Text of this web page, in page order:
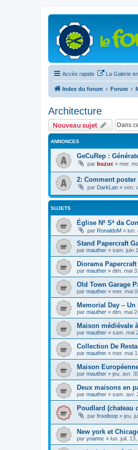
Accès rapide La Galerie
Index du forum Forum
Architecture
Nouveau sujet
ANNONCES
GeCuRep :
par buzuc » mer.
2: Comment
par DarkLan » ven.
SUJETS
Église Nª Sª da
par RonaldoM » lun.
Stand Papercraft
par mauther » sam. juin
Diorama
par mauther » dim. mai
Old Town Garage
par mauther » mer. mai
Memorial Day –
par mauther » dim. mai
Maison médiévale
par mauther » sam. mai
Collection De
par mauther » mer. mai
Maison
par mauther » jeu. avr.
Deux maisons en
par mauther » sam. avr.
Poudlard (chateau
par frootloop » jeu.
New york et
par yoannc » lun. juil.